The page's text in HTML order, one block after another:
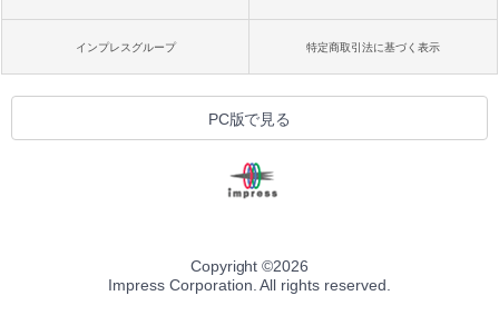
インプレスグループ 特定商取引法に基づく表示
PC版で見る
Copyright ©2026
Impress Corporation. All rights reserved.